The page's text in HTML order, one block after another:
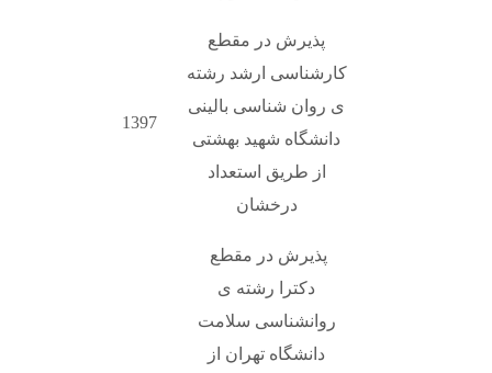
پذیرش در مقطع
کارشناسی ارشد رشته
ی روان شناسی بالینی
دانشگاه شهید بهشتی
از طریق استعداد
درخشان
1397
پذیرش در مقطع
دکترا رشته ی
روانشناسی سلامت
دانشگاه تهران از